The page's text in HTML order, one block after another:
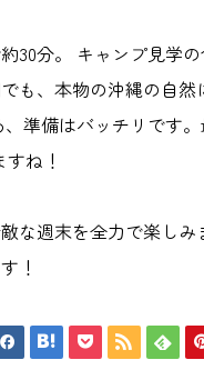
30分。 キャンプ見学
も、本物の沖縄の自然
準備はバッチリです
ね！
な週末を全力で楽しみ
！
    